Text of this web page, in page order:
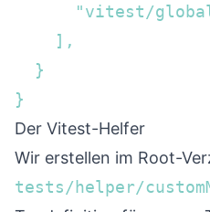
"vitest/
    ],
  }
}
Der Vitest-Helfer
Wir erstellen im Root-
tests/helper/